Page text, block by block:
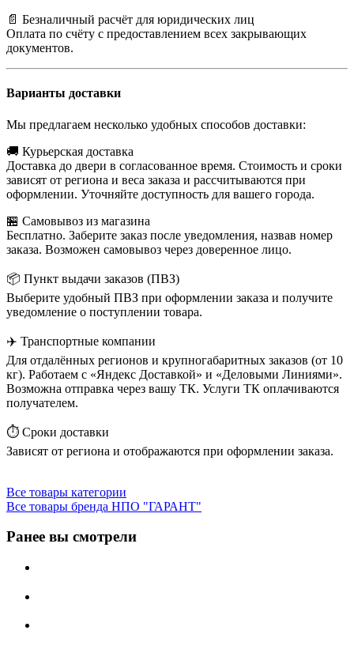
📄 Безналичный расчёт для юридических лиц
Оплата по счёту с предоставлением всех закрывающих
документов.
Варианты доставки
Мы предлагаем несколько удобных способов доставки:
🚚 Курьерская доставка
Доставка до двери в согласованное время. Стоимость и сроки
зависят от региона и веса заказа и рассчитываются при
оформлении. Уточняйте доступность для вашего города.
🏪 Самовывоз из магазина
Бесплатно. Заберите заказ после уведомления, назвав номер
заказа. Возможен самовывоз через доверенное лицо.
📦 Пункт выдачи заказов (ПВЗ)
Выберите удобный ПВЗ при оформлении заказа и получите
уведомление о поступлении товара.
✈️ Транспортные компании
Для отдалённых регионов и крупногабаритных заказов (от 10
кг). Работаем с «Яндекс Доставкой» и «Деловыми Линиями».
Возможна отправка через вашу ТК. Услуги ТК оплачиваются
получателем.
⏱️ Сроки доставки
Зависят от региона и отображаются при оформлении заказа.
Все товары категории
Все товары бренда НПО "ГАРАНТ"
Ранее вы смотрели